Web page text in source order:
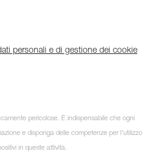
personali e di gestione dei cookie
pericolose. È indispensabile che ogni
e disponga delle competenze per l’utilizzo
in queste attività.